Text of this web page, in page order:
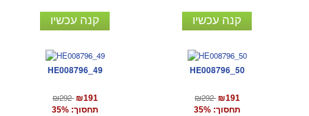
קנה עכשיו קנה עכשיו
HE008796_49
₪292 ₪191
תחסוך: 35%
HE008796_50
₪292 ₪191
תחסוך: 35%